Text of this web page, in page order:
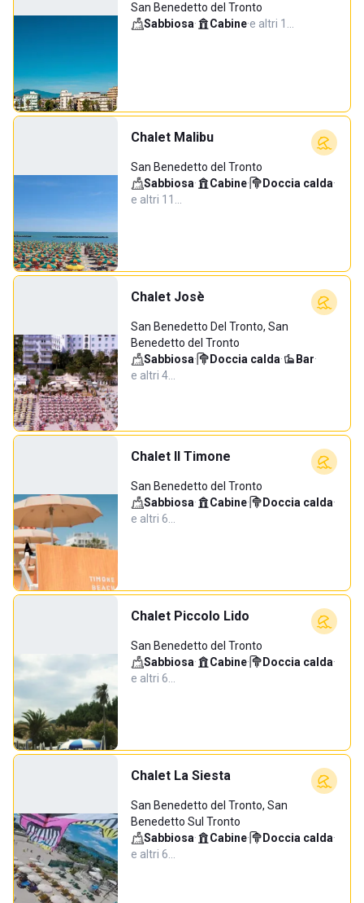
San Benedetto del Tronto
Sabbiosa· Cabine·e altri 1…
Chalet Malibu
San Benedetto del Tronto
Sabbiosa· Cabine· Doccia calda·
e altri 11…
Chalet Josè
San Benedetto Del Tronto, San
Benedetto del Tronto
Sabbiosa· Doccia calda· Bar·
e altri 4…
Chalet Il Timone
San Benedetto del Tronto
Sabbiosa· Cabine· Doccia calda·
e altri 6…
Chalet Piccolo Lido
San Benedetto del Tronto
Sabbiosa· Cabine· Doccia calda·
e altri 6…
Chalet La Siesta
San Benedetto del Tronto, San
Benedetto Sul Tronto
Sabbiosa· Cabine· Doccia calda·
e altri 6…